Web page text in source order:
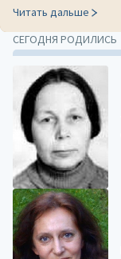
Читать дальше
СЕГОДНЯ РОДИЛИСЬ